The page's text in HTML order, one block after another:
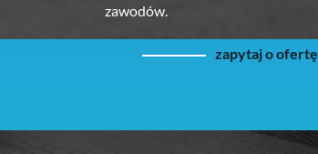
zawodów.
zapytaj o ofertę